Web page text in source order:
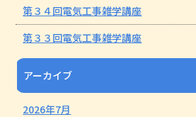
第３４回電気工事雑学講座
第３３回電気工事雑学講座
アーカイブ
2026年7月